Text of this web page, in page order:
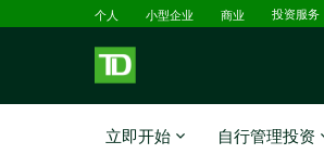
跳转到主要内容
个人 小型企业 商业 投资服务
立即开始 自行管理投资